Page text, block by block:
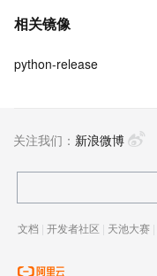
相关镜像
python-release
关注我们： 新浪微博
文档 | 开发者社区 | 天池大赛 |